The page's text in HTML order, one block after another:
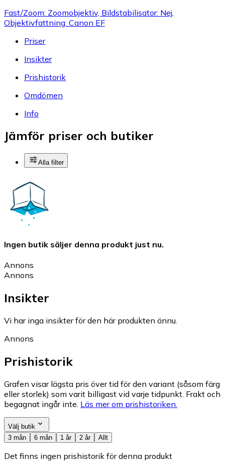
Fast/Zoom: Zoomobjektiv, Bildstabilisator: Nej,
Objektivfattning: Canon EF
Priser
Insikter
Prishistorik
Omdömen
Info
Jämför priser och butiker
Alla filter
Ingen butik säljer denna produkt just nu.
Annons
Annons
Insikter
Vi har inga insikter för den här produkten ännu.
Annons
Prishistorik
Grafen visar lägsta pris över tid för den variant (såsom färg
eller storlek) som varit billigast vid varje tidpunkt. Frakt och
begagnat ingår inte. Läs mer om prishistoriken.
Välj butik
3 mån
6 mån 1 år 2 år Allt
Det finns ingen prishistorik för denna produkt